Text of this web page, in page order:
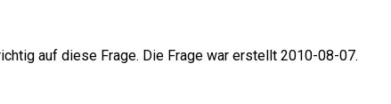
auf diese Frage. Die Frage war erstellt 2010-08-07.